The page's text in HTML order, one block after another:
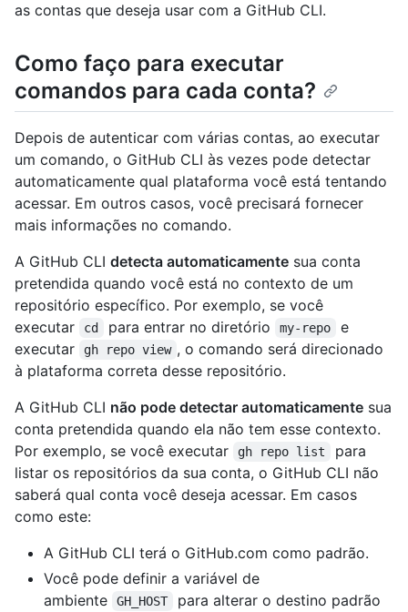
as contas que deseja usar com a GitHub CLI.
Como faço para executar
comandos para cada conta?
Depois de autenticar com várias contas, ao executar
um comando, o GitHub CLI às vezes pode detectar
automaticamente qual plataforma você está tentando
acessar. Em outros casos, você precisará fornecer
mais informações no comando.
A GitHub CLI detecta automaticamente sua conta
pretendida quando você está no contexto de um
repositório específico. Por exemplo, se você
executar
cd para entrar no diretório my-repo
e
executar
gh repo view , o comando será direcionado
à plataforma correta desse repositório.
A GitHub CLI não pode detectar automaticamente sua
conta pretendida quando ela não tem esse contexto.
Por exemplo, se você executar
gh repo list
para
listar os repositórios da sua conta, o GitHub CLI não
saberá qual conta você deseja acessar. Em casos
como este:
A GitHub CLI terá o GitHub.com como padrão.
Você pode definir a variável de
ambiente
GH_HOST
para alterar o destino padrão